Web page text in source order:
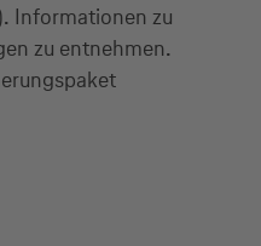
Informationen zu
zu entnehmen.